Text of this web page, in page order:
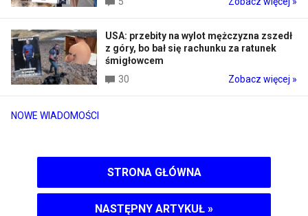
NOWE WIADOMOŚCI
USA: przebity na wylot mężczyzna zszedł
z góry, bo bał się rachunku za ratunek
śmigłowcem
30
Zobacz więcej »
STRONA GŁÓWNA
NASTĘPNY ARTYKUŁ »